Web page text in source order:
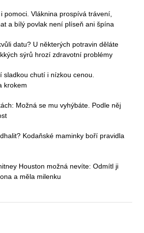
pomoci. Vláknina prospívá trávení,
a bílý povlak není plíseň ani špína
datu? U některých potravin děláte
sýrů hrozí zdravotní problémy
sladkou chutí i nízkou cenou.
krokem
Možná se mu vyhýbáte. Podle něj
Kodaňské maminky boří pravidla
Houston možná nevíte: Odmítl ji
a měla milenku